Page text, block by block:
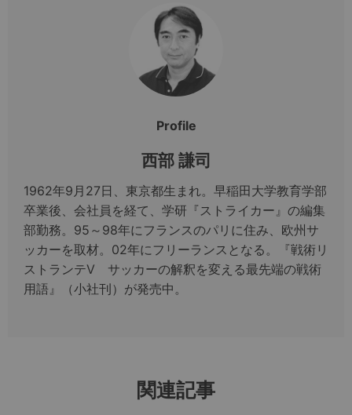
Profile
西部 謙司
1962年9月27日、東京都生まれ。早稲田大学教育学部
卒業後、会社員を経て、学研『ストライカー』の編集
部勤務。95～98年にフランスのパリに住み、欧州サ
ッカーを取材。02年にフリーランスとなる。『戦術リ
ストランテV サッカーの解釈を変える最先端の戦術
用語』（小社刊）が発売中。
関連記事